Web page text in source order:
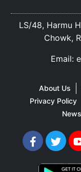
LS/48, Harmu
Chowk,
Email:
About Us
Privacy Policy